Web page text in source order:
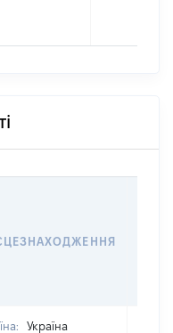
Україна